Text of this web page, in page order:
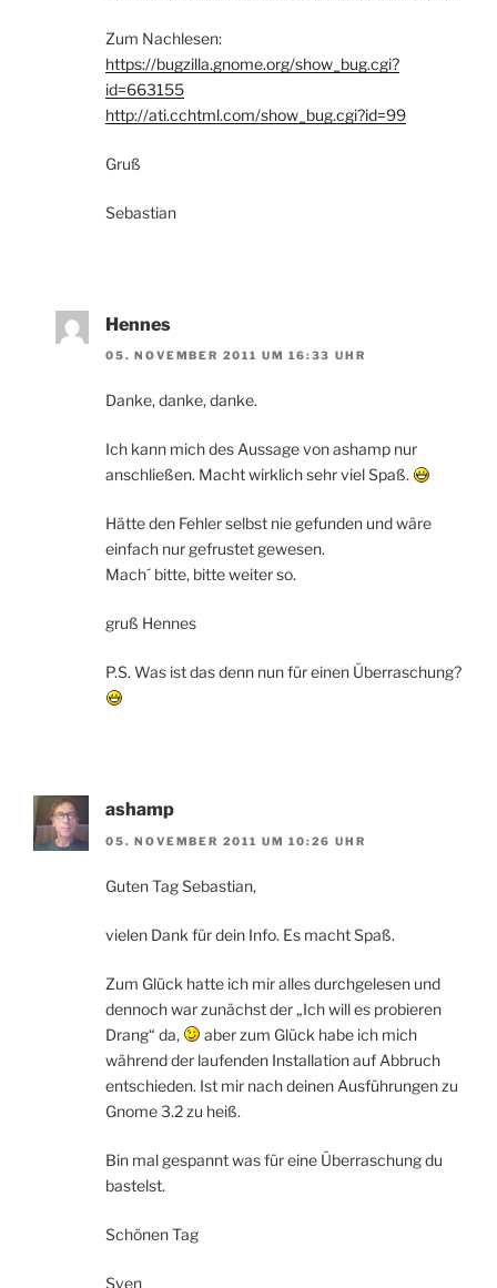
Zum Nachlesen:
https://bugzilla.gnome.org/show_bug.cgi?
id=663155
http://ati.cchtml.com/show_bug.cgi?id=99
Gruß
Sebastian
Hennes
05. NOVEMBER 2011 UM 16:33 UHR
Danke, danke, danke.
Ich kann mich des Aussage von ashamp nur
anschließen. Macht wirklich sehr viel Spaß.
Hätte den Fehler selbst nie gefunden und wäre
einfach nur gefrustet gewesen.
Mach´ bitte, bitte weiter so.
gruß Hennes
P.S. Was ist das denn nun für einen Überraschung?
ashamp
05. NOVEMBER 2011 UM 10:26 UHR
Guten Tag Sebastian,
vielen Dank für dein Info. Es macht Spaß.
Zum Glück hatte ich mir alles durchgelesen und
dennoch war zunächst der „Ich will es probieren
Drang“ da,
aber zum Glück habe ich mich
während der laufenden Installation auf Abbruch
entschieden. Ist mir nach deinen Ausführungen zu
Gnome 3.2 zu heiß.
Bin mal gespannt was für eine Überraschung du
bastelst.
Schönen Tag
Sven